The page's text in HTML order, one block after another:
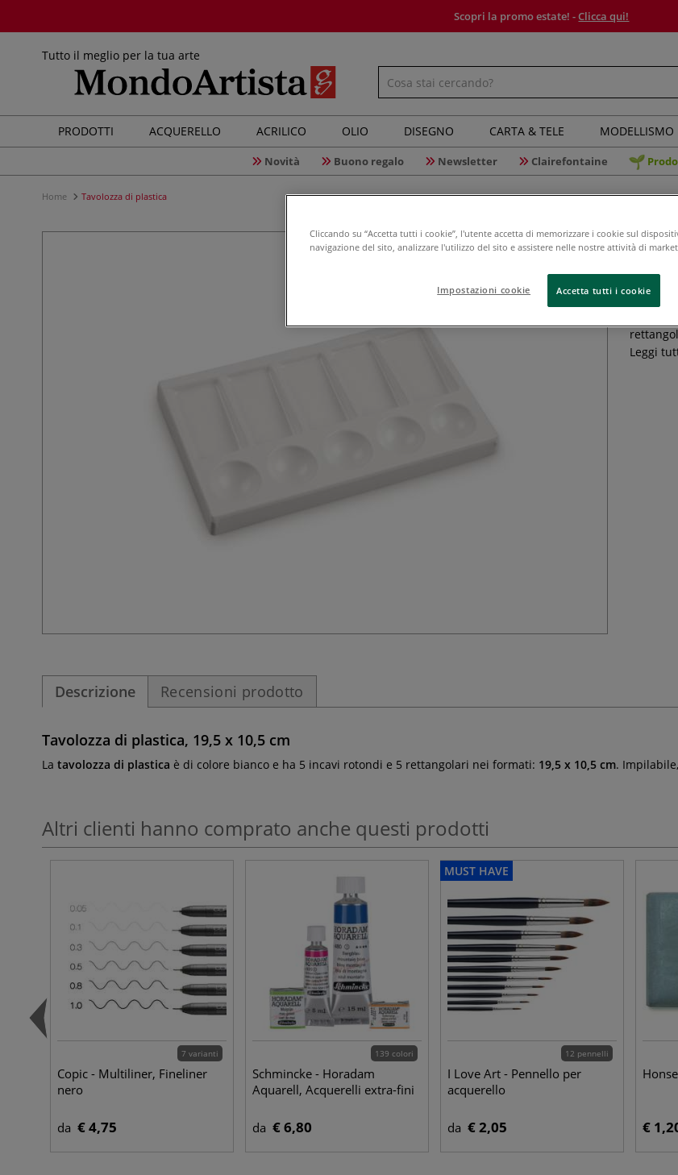
Scopri la promo estate! -Clicca qui!
Tutto il meglio per la tua arte
PRODOTTI ACQUERELLO ACRILICO OLIO DISEGNO CARTA & TELE MODELLISMO
Novità Buono regalo Newsletter Clairefontaine
Home Tavolozza di plastica
La
Leggi
Descrizione Recensioni prodotto
Tavolozza di plastica, 19,5 x 10,5 cm
La tavolozza di plastica è di colore bianco e ha 5 incavi rotondi e 5 rettangolari nei formati: 19,5 x 10,5 cm.
Altri clienti hanno comprato anche questi prodotti
7 varianti
Copic - Multiliner, Fineliner
nero
da € 4,75
139 colori
Schmincke - Horadam
Aquarell, Acquerelli extra-fini
da € 6,80
MUST HAVE
12 pennelli
I Love Art - Pennello per
acquerello
da € 2,05 €
Cliccando su “Accetta tutti i cookie”, l'utente accetta di memorizzare i cookie sul
navigazione del sito, analizzare l'utilizzo del sito e assistere nelle nostre attività di
Impostazioni cookie Accetta tutti i cookie